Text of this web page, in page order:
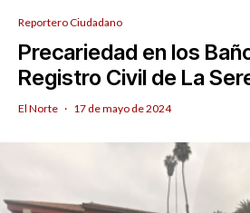
Reportero Ciudadano
Precariedad en los
Registro Civil de La
El Norte · 17 de mayo de 2024